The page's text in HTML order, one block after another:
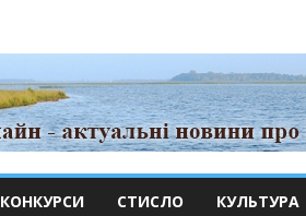
КОНКУРСИ СТИСЛО КУЛЬТУРА